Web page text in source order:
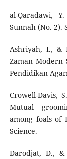
al-Qaradawi,
Sunnah (No. 2).
Ashriyah, I., &
Zaman Modern
Pendidikan
Crowell-Davis,
Mutual
among foals of
Science.
Darodjat, D., &